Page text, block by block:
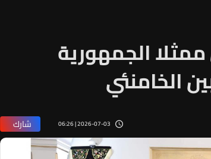
الجمهورية
الخامنئي
2026-07-03 | 06:26 شارك